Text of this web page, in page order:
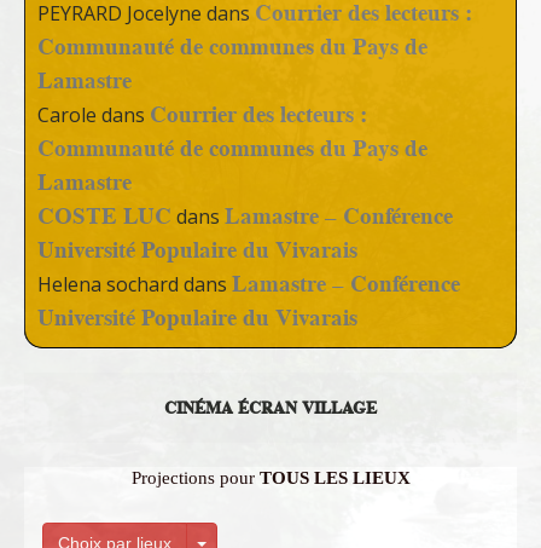
PEYRARD Jocelyne dans Courrier des lecteurs :
Communauté de communes du Pays de
Lamastre
Carole dans Courrier des lecteurs :
Communauté de communes du Pays de
Lamastre
COSTE LUC dans Lamastre – Conférence
Université Populaire du Vivarais
Helena sochard dans Lamastre – Conférence
Université Populaire du Vivarais
CINÉMA ÉCRAN VILLAGE